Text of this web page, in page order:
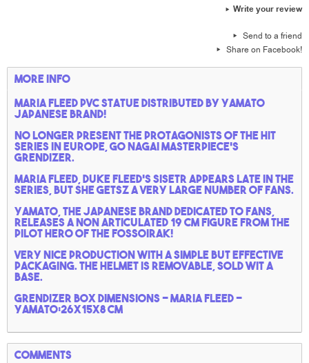
Write your review
Send to a friend
Share on Facebook!
More info
Maria Fleed PVC statue distributed by Yamato
japanese brand!
No longer present the protagonists of the hit
series in Europe, Go nagai masterpiece's
Grendizer.
Maria Fleed, Duke fleed's sisetr appears late in the
series, but she getsz a very large number of fans.
yamato, the japanese brand dedicated to fans,
releases a non articulated 19 cm figure from the
pilot hero of the fossoirak!
Very nice production with a simple but effective
packaging. The helmet is removable, sold wit a
base.
Grendizer box dimensions - Maria Fleed -
Yamato:26x15x8 cm
Comments